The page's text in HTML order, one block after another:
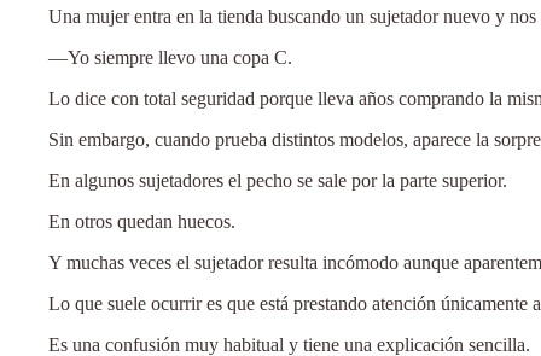
Una mujer entra en la tienda buscando un sujetador nuevo y
—Yo siempre llevo una copa C.
Lo dice con total seguridad porque lleva años comprando la
Sin embargo, cuando prueba distintos modelos, aparece la
En algunos sujetadores el pecho se sale por la parte superior.
En otros quedan huecos.
Y muchas veces el sujetador resulta incómodo aunque
Lo que suele ocurrir es que está prestando atención
Es una confusión muy habitual y tiene una explicación sencilla.